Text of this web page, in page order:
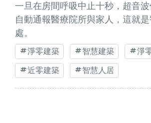
一旦在房間呼吸中止十秒，超音
自動通報醫療院所與家人，這就
處。
淨零建築 智慧建築 淨
近零建築 智慧人居